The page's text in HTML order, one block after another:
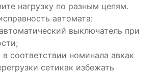
нагрузку по разным цепям.
автомата:
выключатель при
в соответствии номинала авкак
сетикак избежать